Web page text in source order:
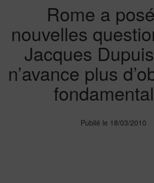
Rome a
nouvelles
Jacques
n’avance plus
Publié le 18/03/2010